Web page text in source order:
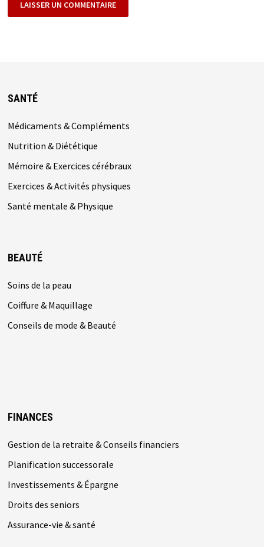
SANTÉ
Médicaments & Compléments
Nutrition & Diététique
Mémoire & Exercices cérébraux
Exercices & Activités physiques
Santé mentale & Physique
BEAUTÉ
Soins de la peau
Coiffure & Maquillage
Conseils de mode & Beauté
FINANCES
Gestion de la retraite & Conseils financiers
Planification successorale
Investissements & Épargne
Droits des seniors
Assurance-vie & santé